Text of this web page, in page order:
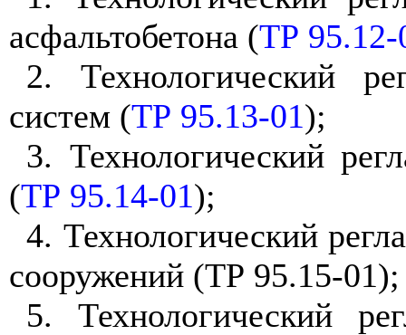
асфальтобетона (ТР 95.12-
2. Технологический
систем (ТР 95.13-01);
3. Технологический
(ТР 95.14-01);
4. Технологический
сооружений (ТР 95.15-01);
5. Технологический